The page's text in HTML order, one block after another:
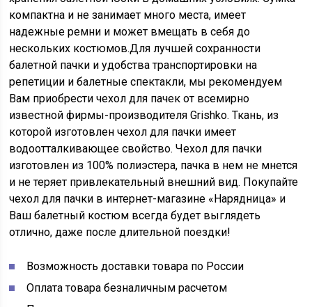
компактна и не занимает много места, имеет
надежные ремни и может вмещать в себя до
нескольких костюмов.Для лучшей сохранности
балетной пачки и удобства транспортировки на
репетиции и балетные спектакли, мы рекомендуем
Вам приобрести чехол для пачек от всемирно
известной фирмы-производителя Grishko. Ткань, из
которой изготовлен чехол для пачки имеет
водоотталкивающее свойство. Чехол для пачки
изготовлен из 100% полиэстера, пачка в нем не мнется
и не теряет привлекательный внешний вид. Покупайте
чехол для пачки в интернет-магазине «Нарядница» и
Ваш балетный костюм всегда будет выглядеть
отлично, даже после длительной поездки!
Возможность доставки товара по России
Оплата товара безналичным расчетом